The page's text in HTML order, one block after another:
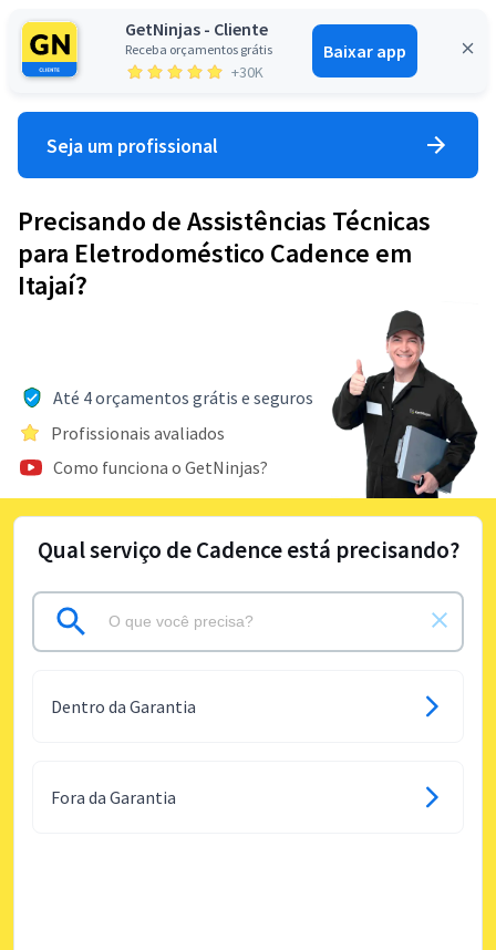
GetNinjas - Cliente
Receba orçamentos grátis
+30K
Baixar app
Entrar
Seja um profissional
Precisando de Assistências Técnicas
para Eletrodoméstico Cadence em
Itajaí?
Até 4 orçamentos grátis e seguros
Profissionais avaliados
Como funciona o GetNinjas?
Qual serviço de Cadence está precisando?
Dentro da Garantia
Fora da Garantia